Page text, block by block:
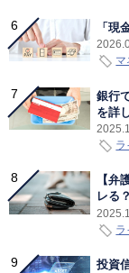
「現
マ
銀行
を詳
ラ
【弁
レる
ラ
投資